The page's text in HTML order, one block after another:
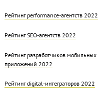
Рейтинг performance-агентств 2022
Рейтинг SEO-агентств 2022
Рейтинг разработчиков мобильных
приложений 2022
Рейтинг digital-интеграторов 2022